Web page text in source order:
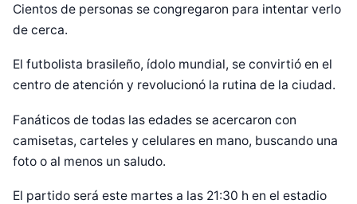
Cientos de personas se congregaron para intentar verlo
de cerca.
El futbolista brasileño, ídolo mundial, se convirtió en el
centro de atención y revolucionó la rutina de la ciudad.
Fanáticos de todas las edades se acercaron con
camisetas, carteles y celulares en mano, buscando una
foto o al menos un saludo.
El partido será este martes a las 21:30 h en el estadio